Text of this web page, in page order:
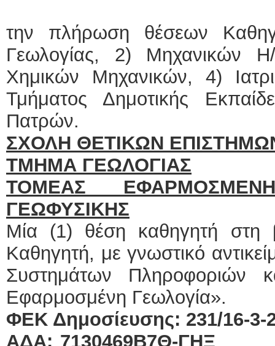
την πλήρωση θέσεων
Γεωλογίας, 2) Μηχανικών
Χημικών Μηχανικών, 4)
Τμήματος Δημοτικής
Πατρών.
ΣΧΟΛΗ ΘΕΤΙΚΩΝ
ΤΜΗΜΑ ΓΕΩΛΟΓΙΑΣ
ΤΟΜΕΑΣ
ΓΕΩΦΥΣΙΚΗΣ
Μία (1) θέση καθηγητή στη
Καθηγητή, με γνωστικό
Συστημάτων Πληροφοριών
Εφαρμοσμένη Γεωλογία».
ΦΕΚ Δημοσίευσης: 231/16-3-
ΑΔΑ: